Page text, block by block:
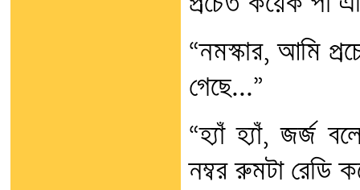
“নমস্কার, আমি
গেছে...”
“হ্যাঁ হ্যাঁ, জর্জ
নম্বর রুমটা রেডি